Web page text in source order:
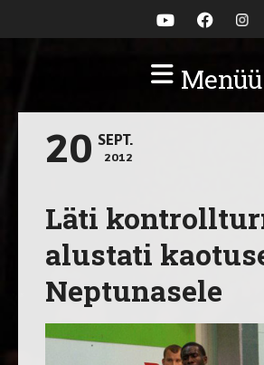
Menüü
20 SEPT.
2012
Läti
alustati
Neptunasele